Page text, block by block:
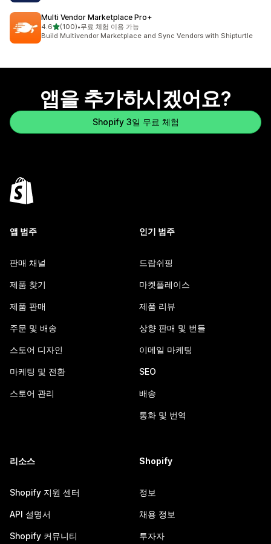
Multi Vendor Marketplace Pro+
4.6별 5개 중
(100)
총 리뷰 100개
•무료 체험 이용 가능
Build Multivendor Marketplace and Sync Vendors with Shipturtle
앱을 추가하시겠어요?
Shopify 3일 무료 체험
앱 범주
판매 채널
제품 찾기
제품 판매
주문 및 배송
스토어 디자인
마케팅 및 전환
스토어 관리
인기 범주
드랍쉬핑
마켓플레이스
제품 리뷰
상향 판매 및 번들
이메일 마케팅
SEO
배송
통화 및 번역
리소스
Shopify 지원 센터
API 설명서
Shopify 커뮤니티
Shopify
정보
채용 정보
투자자